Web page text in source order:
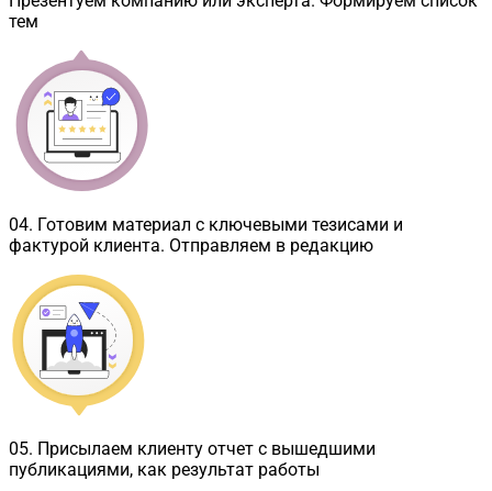
тем
04. Готовим материал с ключевыми тезисами и
фактурой клиента. Отправляем в редакцию
05. Присылаем клиенту отчет с вышедшими
публикациями, как результат работы